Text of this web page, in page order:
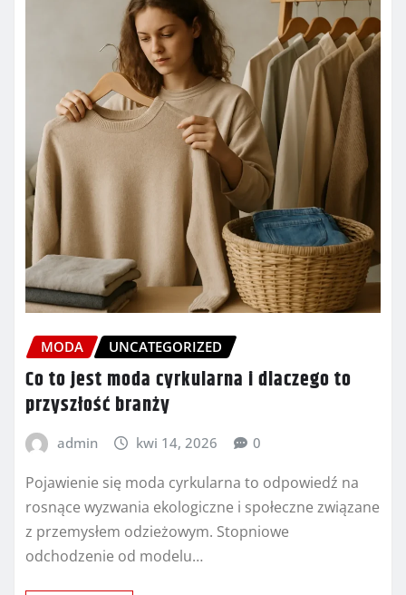
MODA UNCATEGORIZED
Co to jest moda cyrkularna i dlaczego to
przyszłość branży
admin kwi 14, 2026 0
Pojawienie się moda cyrkularna to odpowiedź na
rosnące wyzwania ekologiczne i społeczne związane
z przemysłem odzieżowym. Stopniowe
odchodzenie od modelu…